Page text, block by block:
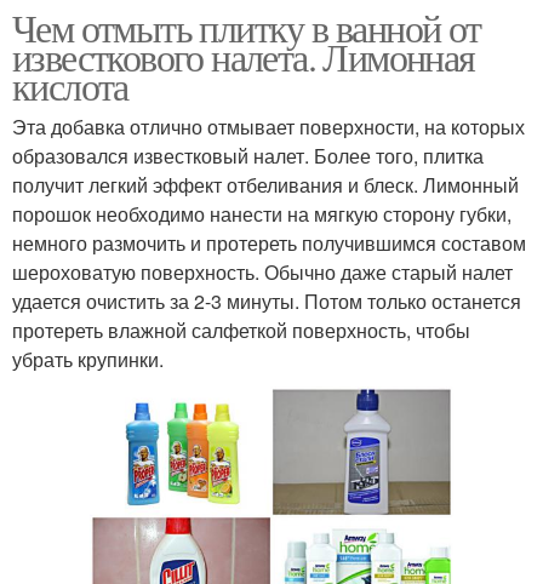
Чем отмыть плитку в ванной от
известкового налета. Лимонная
кислота
Эта добавка отлично отмывает поверхности, на которых
образовался известковый налет. Более того, плитка
получит легкий эффект отбеливания и блеск. Лимонный
порошок необходимо нанести на мягкую сторону губки,
немного размочить и протереть получившимся составом
шероховатую поверхность. Обычно даже старый налет
удается очистить за 2-3 минуты. Потом только останется
протереть влажной салфеткой поверхность, чтобы
убрать крупинки.